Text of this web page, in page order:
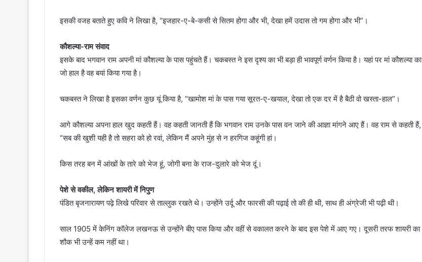
इसकी वजह बताते हुए कवि ने लिखा है, “इजहार-ए-बे-कसी से सितम होगा और भी, देखा हमें उदास तो गम होगा और भी”।
कौशल्या-राम संवाद
इसके बाद भगवान राम अपनी मां कौशल्या के पास पहुंचते हैं। चकबस्त ने इस दृश्य का भी बड़ा ही भावपूर्ण वर्णन किया है। यहां पर मां कौशल्या का
जो हाल है वह बयां किया गया है।
चकबस्त ने लिखा है इसका वर्णन कुछ यूं किया है, “खामोश मां के पास गया सूरत-ए-खयाल, देखा तो एक दर में है बैठी वो खस्ता-हाल”।
आगे कौशल्या अपना हाल खुद कहती हैं। वह कहती जानती हैं कि भगवान राम उनके पास वन जाने की आज्ञा मांगने आए हैं। वह राम से कहती हैं,
“सब की खुशी यही है तो सहरा को हो रवां, लेकिन मैं अपने मुंह से न हरगिज कहूंगी हां।
किस तरह बन में आंखों के तारे को भेज हूं, जोगी बना के राज-दुलारे को भेज दूं।
पेशे से वकील, लेकिन शायरी में निपुण
पंडित बृजनारायण पढ़े लिखे परिवार से ताल्लुक रखते थे। उन्होंने उर्दू और फारसी की पढ़ाई तो की ही थी, साथ ही अंग्रेजी भी पढ़ी थी।
साल 1905 में केनिंग कॉलेज लखनऊ से उन्होंने बीए पास किया और वहीं से वकालत करने के बाद इस पेशे में आए गए। दूसरी तरफ शायरी का
शौक भी उन्हें कम नहीं था।